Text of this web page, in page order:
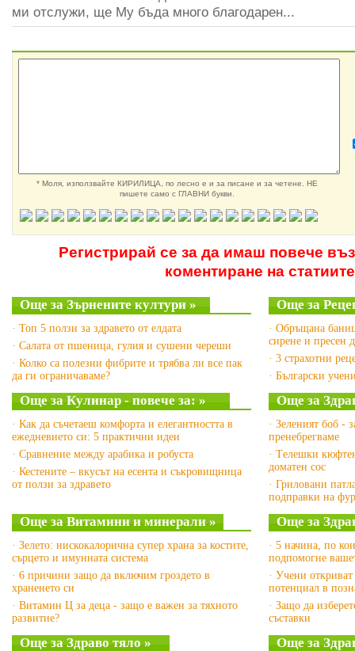
ми отслужи, ще Му бъда много благодарен...
* Моля, използвайте КИРИЛИЦА, по лесно е и за писане и за четене. НЕ
пишете само с ГЛАВНИ букви.
Регистрирай се за да имаш повече
коментиране на статиите
Още за Зърнените култури »
· Топ 5 ползи за здравето от елдата
· Салата от пшеница, гулия и сушени череши
· Колко са полезни фибрите и трябва ли все пак
да ги ограничаваме?
Още за
· Обръщана
сирене и пресен
· 3 страхотни
· Български
Още за Кулинар - повече за: »
· Как да съчетаеш комфорта и елегантността в
ежедневието си: 5 практични идеи
· Сравнение между арабика и робуста
· Кестените – вкусът на есента и съкровищница
от ползи за здравето
Още за
· Зеленият боб -
пренебрегваме
· Tелешки
доматен сос
· Гриловани
подправки на
Още за Витамини и минерали »
· Зелето: нискокалорична супер храна за костите,
сърцето и имунната система
· 6 причини защо да включим гроздето в
храненето си
· Витамин Ц за деца - защо е важен за тяхното
развитие?
Още за
· 5 начина, по
подпомогне
· Учени
потенциал в
· Защо да
съставки
Още за Здраво тяло » Още за